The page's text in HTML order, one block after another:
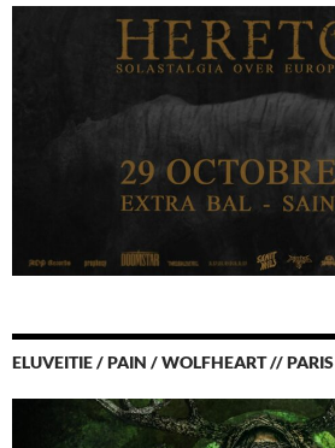
ELUVEITIE / PAIN / WOLFHEART // PARIS